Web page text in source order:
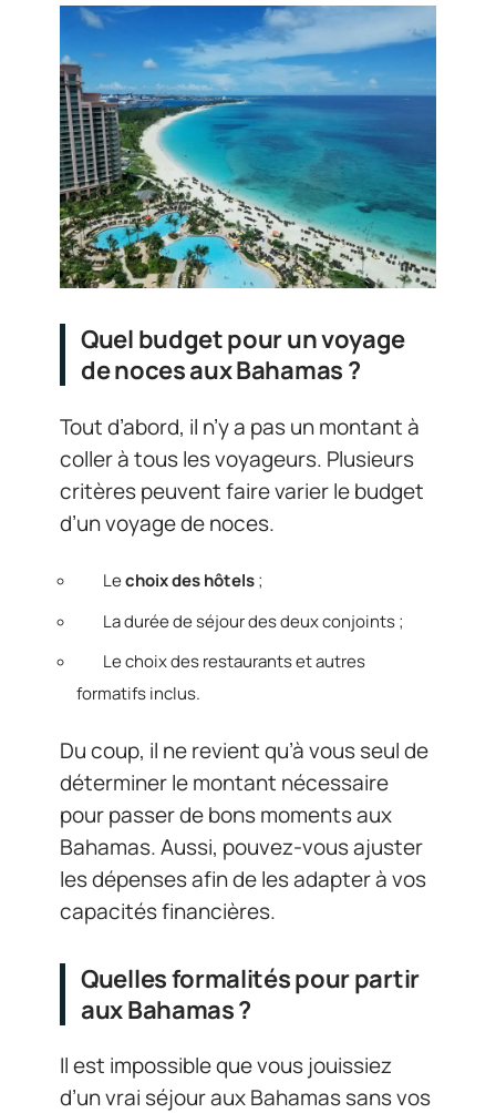
Quel budget pour un voyage
de noces aux Bahamas ?
Tout d’abord, il n’y a pas un montant à
coller à tous les voyageurs. Plusieurs
critères peuvent faire varier le budget
d’un voyage de noces.
Lechoix des hôtels;
La durée de séjour des deux conjoints ;
Le choix des restaurants et autres
formatifs inclus.
Du coup, il ne revient qu’à vous seul de
déterminer le montant nécessaire
pour passer de bons moments aux
Bahamas. Aussi, pouvez-vous ajuster
les dépenses afin de les adapter à vos
capacités financières.
Quelles formalités pour partir
aux Bahamas ?
Il est impossible que vous jouissiez
d’un vrai séjour aux Bahamas sans vos